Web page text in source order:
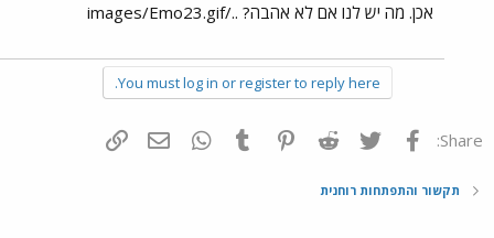
אכן. מה יש לנו אם לא אהבה? ../images/Emo23.gif
You must log in or register to reply here.
Share: פייסבוק Twitter
Reddit
Pinterest
Tumblr
WhatsAppדואר אלקטרוני
תקשור והתפתחות רוחנית